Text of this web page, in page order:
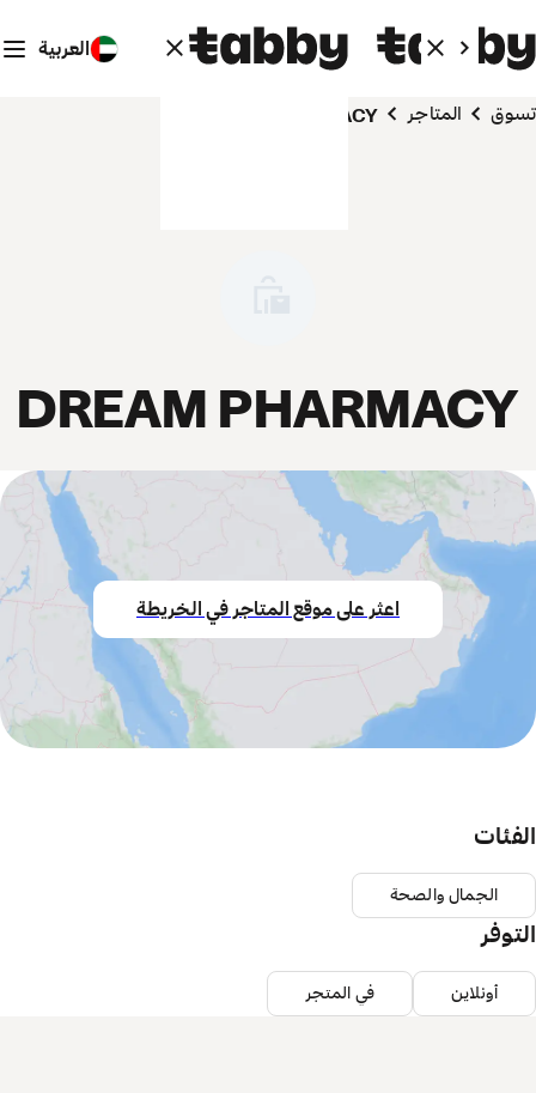
العربية
تسوق المتاجر DREAM PHARMACY
DREAM PHARMACY
اعثر على موقع المتاجر في الخريطة
الفئات
الجمال والصحة
التوفر
أونلاين في المتجر